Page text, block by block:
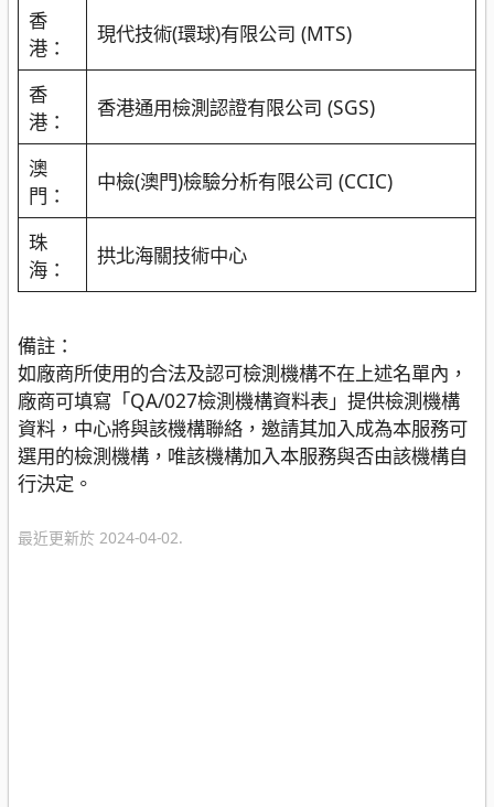
香
港：
現代技術(環球)有限公司 (MTS)
香
港：
香港通用檢測認證有限公司 (SGS)
澳
門：
中檢(澳門)檢驗分析有限公司 (CCIC)
珠
海：
拱北海關技術中心
備註：
如廠商所使用的合法及認可檢測機構不在上述名單內，
廠商可填寫「QA/027檢測機構資料表」提供檢測機構
資料，中心將與該機構聯絡，邀請其加入成為本服務可
選用的檢測機構，唯該機構加入本服務與否由該機構自
行決定。
最近更新於 2024-04-02.